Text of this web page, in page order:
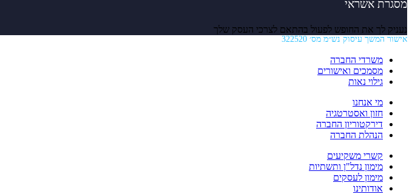
מסגרת אשראי
נעניק לך את החופש לפעול בהתאם לצרכי העסק שלך
אישור המשך עיסוק נש״מ מס׳ 322520
משרדי החברה
מסמכים ואישורים
גילוי נאות
מי אנחנו
חזון ואסטרטגיה
דירקטוריון החברה
הנהלת החברה
קשרי משקיעים
מימון נדל"ן ותשתיות
מימון לעסקים
אודותינו